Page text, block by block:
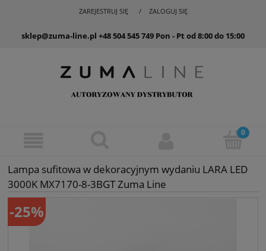
ZAREJESTRUJ SIĘ ZALOGUJ SIĘ
sklep@zuma-line.pl +48 504 545 749 Pon - Pt od 8:00 do 15:00
Lampa sufitowa w dekoracyjnym wydaniu LARA LED
3000K MX7170-8-3BGT Zuma Line
-25%